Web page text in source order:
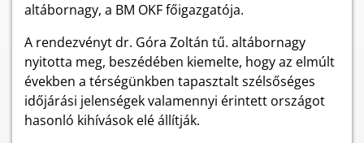
altábornagy, a BM OKF főigazgatója.
A rendezvényt dr. Góra Zoltán tű. altábornagy
nyitotta meg, beszédében kiemelte, hogy az elmúlt
években a térségünkben tapasztalt szélsőséges
időjárási jelenségek valamennyi érintett országot
hasonló kihívások elé állítják.